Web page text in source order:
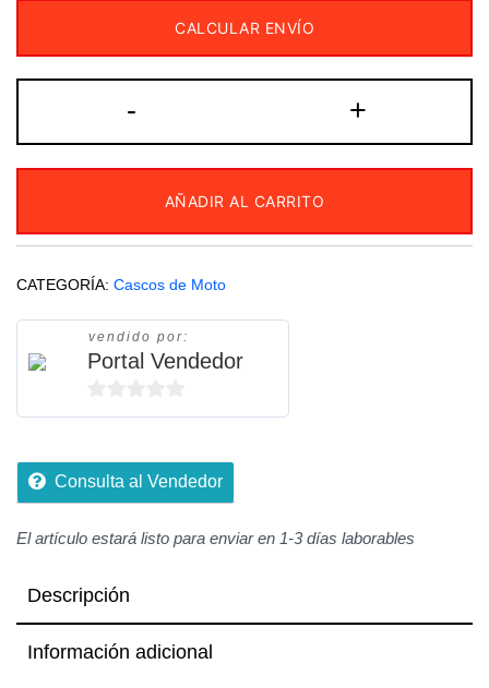
CALCULAR ENVÍO
-
Camuflado
+
AÑADIR AL CARRITO
CATEGORÍA: Cascos de Moto
vendido por:
Portal Vendedor
0
Consulta al Vendedor
El artículo estará listo para enviar en 1-3 días laborables
Descripción
Información adicional